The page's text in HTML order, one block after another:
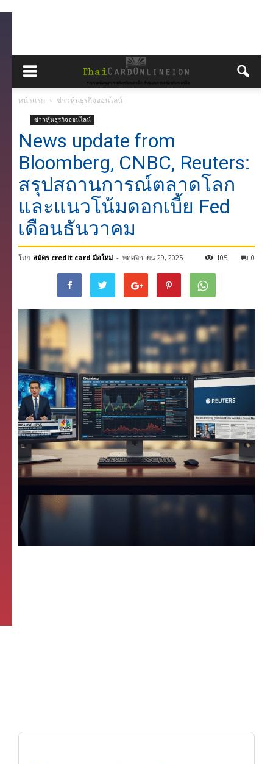
หน้าแรก ข่าวหุ้นธุรกิจออนไลน์
ข่าวหุ้นธุรกิจออนไลน์
News update from
Bloomberg, CNBC, Reuters:
สรุปสถานการณ์ตลาดโลก
และแนวโน้มดอกเบี้ย Fed
เดือนธันวาคม
โดย สมัคร credit card มือใหม่ - พฤศจิกายน 29, 2025 0
105